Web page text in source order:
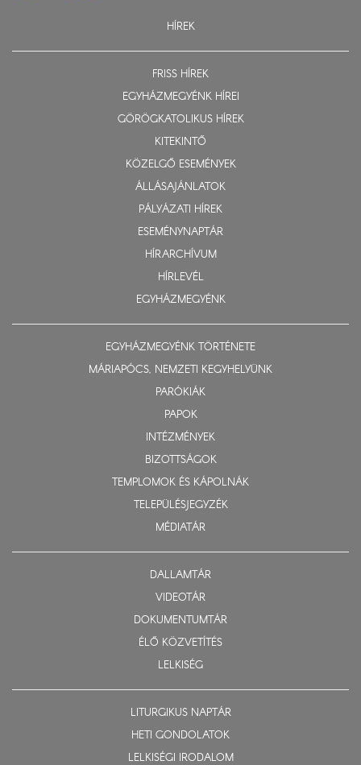
HÍREK
FRISS HÍREK
EGYHÁZMEGYÉNK HÍREI
GÖRÖGKATOLIKUS HÍREK
KITEKINTŐ
KÖZELGŐ ESEMÉNYEK
ÁLLÁSAJÁNLATOK
PÁLYÁZATI HÍREK
ESEMÉNYNAPTÁR
HÍRARCHÍVUM
HÍRLEVÉL
EGYHÁZMEGYÉNK
EGYHÁZMEGYÉNK TÖRTÉNETE
MÁRIAPÓCS, NEMZETI KEGYHELYÜNK
PARÓKIÁK
PAPOK
INTÉZMÉNYEK
BIZOTTSÁGOK
TEMPLOMOK ÉS KÁPOLNÁK
TELEPÜLÉSJEGYZÉK
MÉDIATÁR
DALLAMTÁR
VIDEOTÁR
DOKUMENTUMTÁR
ÉLŐ KÖZVETÍTÉS
LELKISÉG
LITURGIKUS NAPTÁR
HETI GONDOLATOK
LELKISÉGI IRODALOM